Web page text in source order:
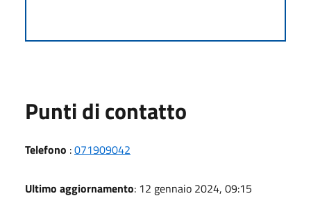
Punti di contatto
Telefono :071909042
Ultimo aggiornamento: 12 gennaio 2024, 09:15